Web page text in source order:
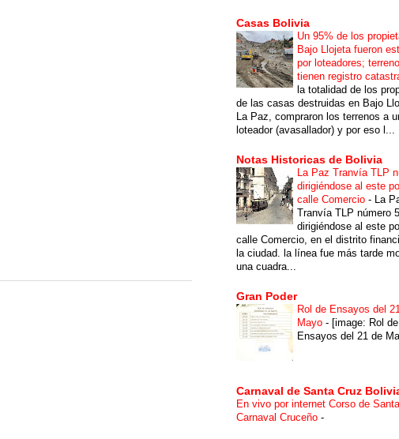
Casas Bolivia
Un 95% de los
Bajo Llojeta fueron
por loteadores;
tienen registro
la totalidad de los
de las casas destruidas en Bajo
La Paz, compraron los terrenos a
loteador (avasallador) y por eso l...
Notas Historicas de Bolivia
La Paz Tranvía TLP
dirigiéndose al este
calle Comercio - La
Tranvía TLP número 5
dirigiéndose al este
calle Comercio, en el distrito
la ciudad. la línea fue más tarde
una cuadra...
Gran Poder
Rol de Ensayos del
Mayo - [image: Rol de
Ensayos del 21 de
Carnaval de Santa Cruz
En vivo por internet Corso de
Carnaval Cruceño -